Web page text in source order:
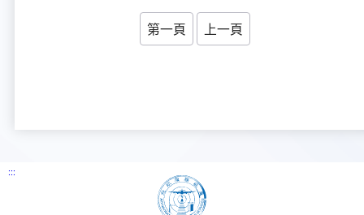
申請閱覽政府資訊或卷宗作業規定
新進同仁表格填寫
第一頁 上一頁
:::